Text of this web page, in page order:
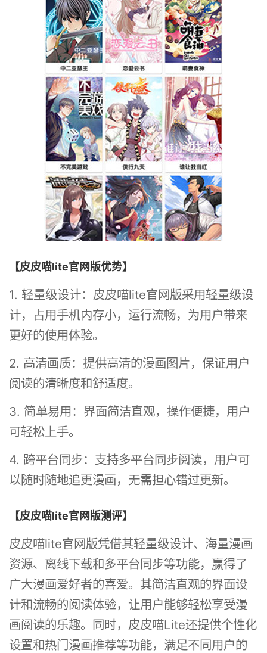
【皮皮喵lite官网版优势】
1. 轻量级设计：皮皮喵lite官网版采用轻量级设
计，占用手机内存小，运行流畅，为用户带来
更好的使用体验。
2. 高清画质：提供高清的漫画图片，保证用户
阅读的清晰度和舒适度。
3. 简单易用：界面简洁直观，操作便捷，用户
可轻松上手。
4. 跨平台同步：支持多平台同步阅读，用户可
以随时随地追更漫画，无需担心错过更新。
【皮皮喵lite官网版测评】
皮皮喵lite官网版凭借其轻量级设计、海量漫画
资源、离线下载和多平台同步等功能，赢得了
广大漫画爱好者的喜爱。其简洁直观的界面设
计和流畅的阅读体验，让用户能够轻松享受漫
画阅读的乐趣。同时，皮皮喵Lite还提供个性化
设置和热门漫画推荐等功能，满足不同用户的